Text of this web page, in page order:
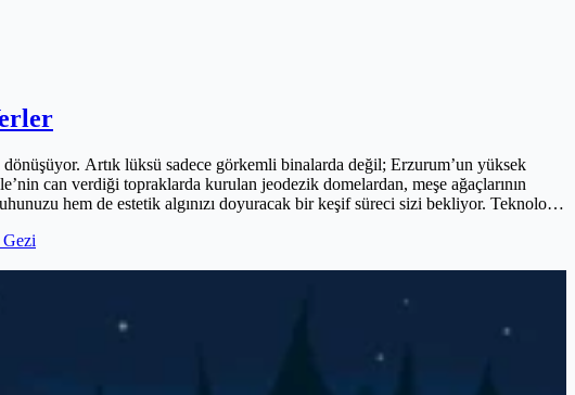
Artık lüksü sadece görkemli binalarda değil; Erzurum’un yüksek
can verdiği topraklarda kurulan jeodezik domelardan, meşe ağaçlarının
hem de estetik algınızı doyuracak bir keşif süreci sizi bekliyor. Teknolojik